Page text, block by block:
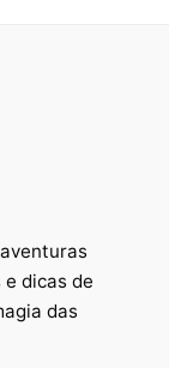
dicas de
das